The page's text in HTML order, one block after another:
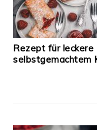
Rezept für
selbstgemachtem